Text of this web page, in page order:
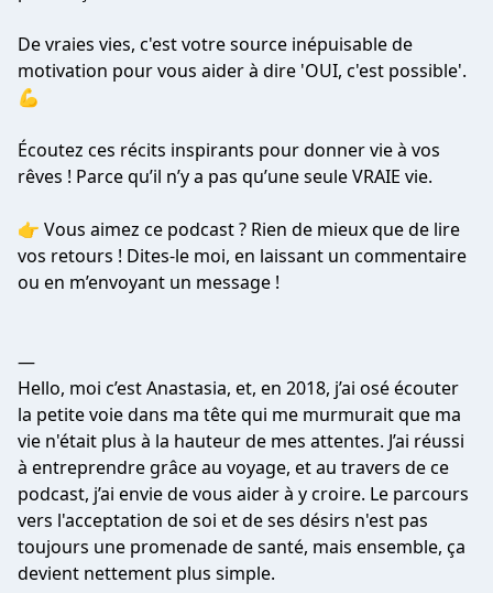
De vraies vies, c'est votre source inépuisable de
motivation pour vous aider à dire 'OUI, c'est possible'.
💪
Écoutez ces récits inspirants pour donner vie à vos
rêves ! Parce qu’il n’y a pas qu’une seule VRAIE vie.
👉 Vous aimez ce podcast ? Rien de mieux que de lire
vos retours ! Dites-le moi, en laissant un commentaire
ou en m’envoyant un message !
—
Hello, moi c’est Anastasia, et, en 2018, j’ai osé écouter
la petite voie dans ma tête qui me murmurait que ma
vie n'était plus à la hauteur de mes attentes. J’ai réussi
à entreprendre grâce au voyage, et au travers de ce
podcast, j’ai envie de vous aider à y croire. Le parcours
vers l'acceptation de soi et de ses désirs n'est pas
toujours une promenade de santé, mais ensemble, ça
devient nettement plus simple.